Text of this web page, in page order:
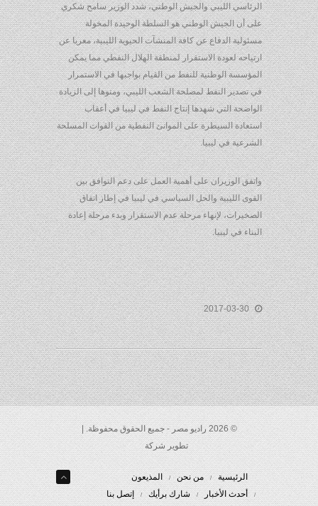
الرئاسي الليبي والجيش الوطني، شدد الوزير سامح شكري
على أن الجيش الوطني هو السلطة الوحيدة المخولة
مسئولية الدفاع عن كافة المنشآت الحيوية الليبية، معربا عن
ارتياحه لعودة الاستقرار لمنطقة الهلال النفطي مما يمكن
المؤسسة الوطنية للنفط من القيام بواجبها في الاستمرار
في تصدير النفط لمصلحة الشعب الليبي، ومنوها إلى الزيادة
الواضحة التي شهدها إنتاج النفط في ليبيا في أعقاب
استعادة السيطرة على الموانئ النفطية من القوات المسلحة
الشرعية في ليبيا.
واتفق الوزيران على أهمية العمل على دعم التوافق بين
القوى الليبية والحل السياسي في ليبيا في إطار اتفاق
الصخيرات، لإنهاء مرحلة عدم الاستقرار وبدء مرحلة إعادة
البناء في ليبيا.
2017-03-30
© 2026 راديو مصر - جميع الحقوق محفوظة. |
تطوير شركة
الرئيسية من نحن
المذيعون
أحدث الأخبار
شارك برأيك إتصل بنا